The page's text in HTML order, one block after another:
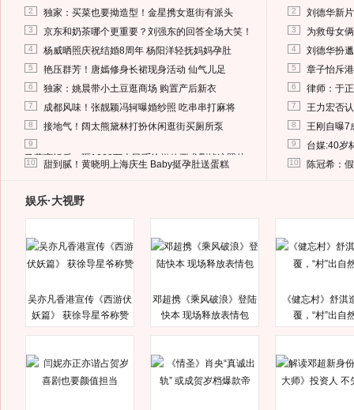
2 独家：买菜也要拗造型！金星携女逛街有派头
3 京东和奶茶哪个更重要？刘强东的回答全场大笑！
4 杨威晒照庆祝结婚8周年 杨阳洋轻抚妈妈孕肚
5 艳压群芳！唐嫣修身长裙现身活动 仙气儿足
6 独家：姚晨带小土豆逛商场 购置产后新衣
7 成都风味！张靓颖冯轲曝婚纱照 吃串串打麻将
8 接地气！阔太熊黛林打扮休闲逛街买厕所泵
9
马蓉离婚后，砸1000万人民币给媒体要求删掉这照片
10 甜到腻！黄晓明上海庆生 Baby挺孕肚送蛋糕
2 刘德华新
3 为救母女
4 刘德华扮
5 章子怡斥
6 律师：于
7 王力宏否
8 王刚自曝7
9 台媒:40岁
10 陈冠希：
娱乐·大视野
吴亦凡香港宣传《西游伏
妖篇》 获徐导星爷称赞
邓超携《乘风破浪》登陆
快本 现场释放表情包
《健忘村》舒淇
覆，“村”出自